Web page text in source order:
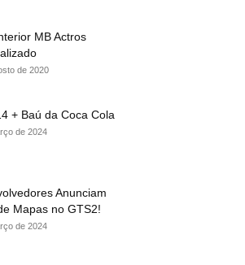
MB Actros
de 2020
+ Baú da Coca Cola
de 2024
Anunciam
Mapas no GTS2!
de 2024